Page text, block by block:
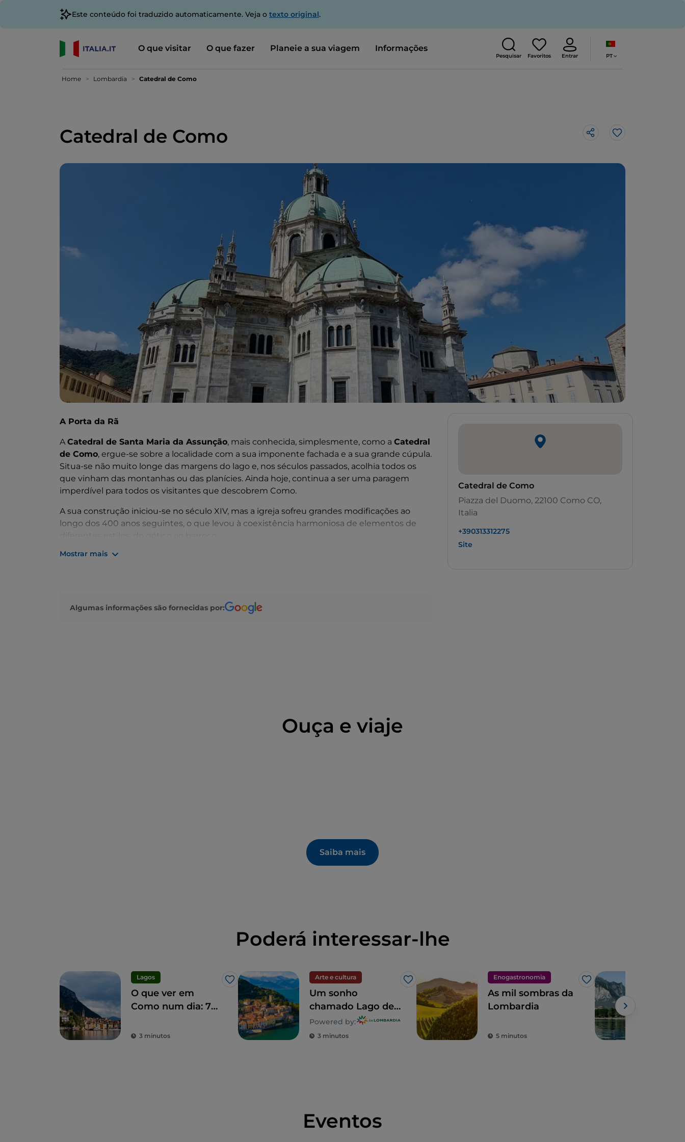
Este conteúdo foi traduzido automaticamente. Veja o texto original.
O que visitar O que fazer Planeie a sua viagem Informações
Pesquisar Favoritos Entrar PT
Home Lombardia Catedral de Como
Catedral de Como Gosto
A Porta da Rã
ACatedral de Santa Maria da Assunção, mais conhecida, simplesmente, como a Catedral
de Como, ergue-se sobre a localidade com a sua imponente fachada e a sua grande cúpula.
Situa-se não muito longe das margens do lago e, nos séculos passados, acolhia todos os
que vinham das montanhas ou das planícies. Ainda hoje, continua a ser uma paragem
imperdível para todos os visitantes que descobrem Como.
A sua construção iniciou-se no século XIV, mas a igreja sofreu grandes modificações ao
longo dos 400 anos seguintes, o que levou à coexistência harmoniosa de elementos de
Afachadaé elegante e esguia, com uma grande rosácea no centro, grandes janelas e
Mas o que mais intriga os visitantes que chegam à catedral é a
esquerdo da catedral. Nesta passagem renascentista dedicada ao Triunfo da Virgem,
Mostrar mais
Algumas informações são fornecidas por:
Catedral de Como
Piazza del Duomo, 22100 Como CO,
Italia
+390313312275
Site
Ouça e viaje
Saiba mais
Poderá interessar-lhe
Lagos
Gosto
O que ver em
Como num dia: 7
imperdíveis
3 minutos
Arte e cultura
Gosto
Um sonho
chamado Lago de
Como: um passeio
para descobrir 5
Powered by:
3 minutos
Enogastronomia
Gosto
As mil sombras da
Lombardia
5 minutos
Eventos